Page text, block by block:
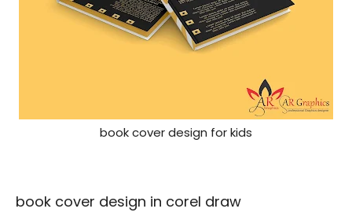
book cover design for kids
book cover design in corel draw